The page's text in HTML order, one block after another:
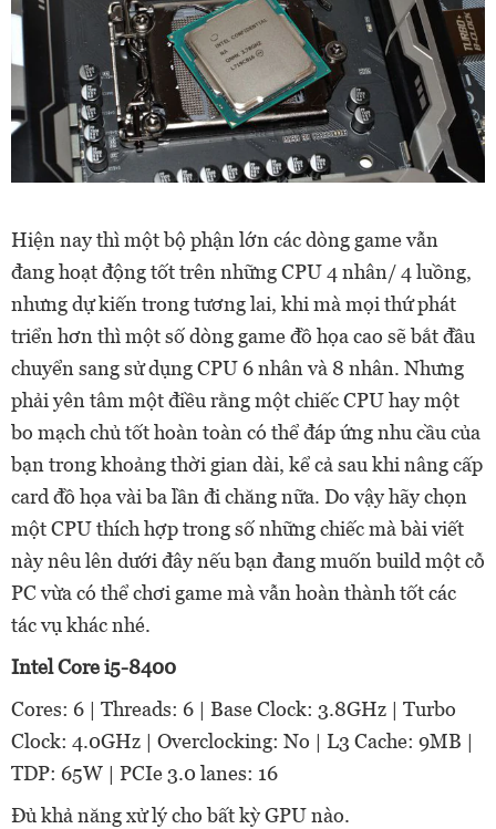
Hiện nay thì một bộ phận lớn các dòng game vẫn
đang hoạt động tốt trên những CPU 4 nhân/ 4 luồng,
nhưng dự kiến trong tương lai, khi mà mọi thứ phát
triển hơn thì một số dòng game đồ họa cao sẽ bắt đầu
chuyển sang sử dụng CPU 6 nhân và 8 nhân. Nhưng
phải yên tâm một điều rằng một chiếc CPU hay một
bo mạch chủ tốt hoàn toàn có thể đáp ứng nhu cầu của
bạn trong khoảng thời gian dài, kể cả sau khi nâng cấp
card đồ họa vài ba lần đi chăng nữa. Do vậy hãy chọn
một CPU thích hợp trong số những chiếc mà bài viết
này nêu lên dưới đây nếu bạn đang muốn build một cỗ
PC vừa có thể chơi game mà vẫn hoàn thành tốt các
tác vụ khác nhé.
Intel Core i5-8400
Cores: 6 | Threads: 6 | Base Clock: 3.8GHz | Turbo
Clock: 4.0GHz | Overclocking: No | L3 Cache: 9MB |
TDP: 65W | PCIe 3.0 lanes: 16
Đủ khả năng xử lý cho bất kỳ GPU nào.